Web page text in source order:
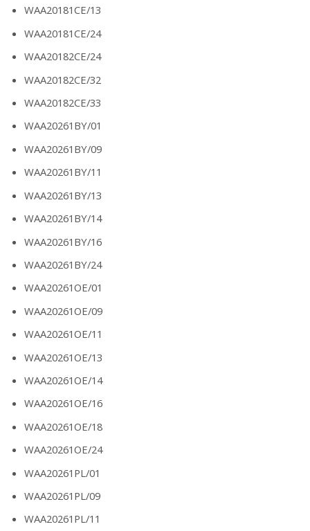
WAA20181CE/13
WAA20181CE/24
WAA20182CE/24
WAA20182CE/32
WAA20182CE/33
WAA20261BY/01
WAA20261BY/09
WAA20261BY/11
WAA20261BY/13
WAA20261BY/14
WAA20261BY/16
WAA20261BY/24
WAA20261OE/01
WAA20261OE/09
WAA20261OE/11
WAA20261OE/13
WAA20261OE/14
WAA20261OE/16
WAA20261OE/18
WAA20261OE/24
WAA20261PL/01
WAA20261PL/09
WAA20261PL/11